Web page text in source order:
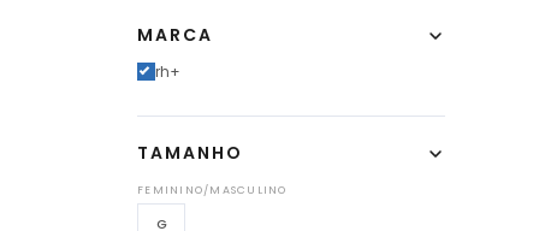
MARCA
rh+
TAMANHO
FEMININO/MASCULINO
G